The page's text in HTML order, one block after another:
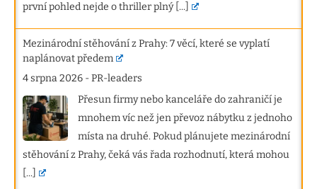
první pohled nejde o thriller plný [...]
Mezinárodní stěhování z Prahy: 7 věcí, které se vyplatí
naplánovat předem
4 srpna 2026 -PR-leaders
Přesun firmy nebo kanceláře do zahraničí je
mnohem víc než jen převoz nábytku z jednoho
místa na druhé. Pokud plánujete mezinárodní
stěhování z Prahy, čeká vás řada rozhodnutí, která mohou
[...]